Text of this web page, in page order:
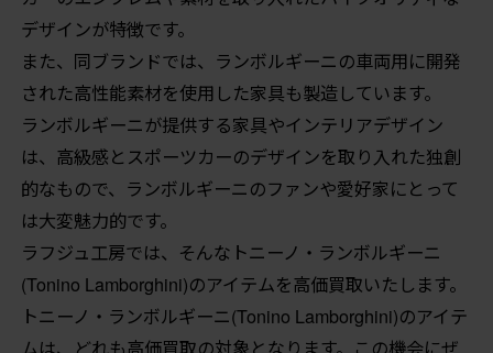
デザインが特徴です。
また、同ブランドでは、ランボルギーニの車両用に開発
された高性能素材を使用した家具も製造しています。
ランボルギーニが提供する家具やインテリアデザイン
は、高級感とスポーツカーのデザインを取り入れた独創
的なもので、ランボルギーニのファンや愛好家にとって
は大変魅力的です。
ラフジュ工房では、そんなトニーノ・ランボルギーニ
(Tonino Lamborghini)のアイテムを高価買取いたします。
トニーノ・ランボルギーニ(Tonino Lamborghini)のアイテ
ムは、どれも高価買取の対象となります。この機会にぜ